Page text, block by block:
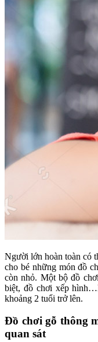
Người lớn hoàn toàn có
cho bé những món đồ
còn nhỏ. Một bộ đồ
biệt, đồ chơi xếp
khoảng 2 tuổi trở lên.
Đồ chơi gỗ thông
quan sát